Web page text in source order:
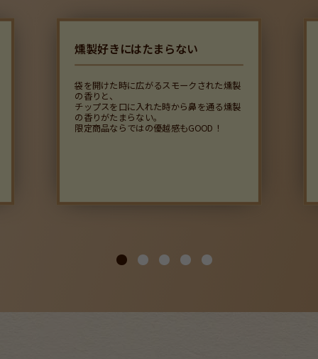
燻製好きにはたまらない
袋を開けた時に広がるスモークされた燻製
の香りと、
チップスを口に入れた時から鼻を通る燻製
の香りがたまらない。
限定商品ならではの優越感もGOOD！